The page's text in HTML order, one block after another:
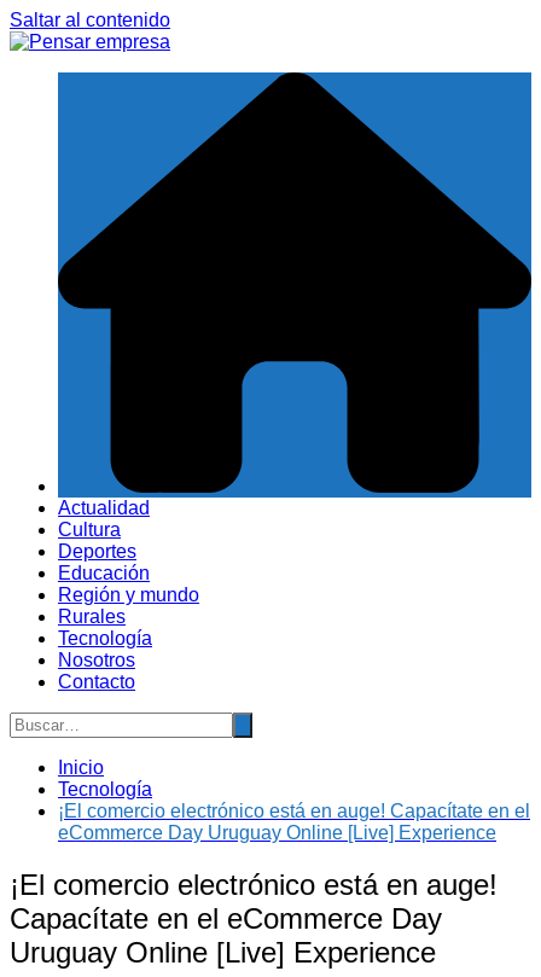
Saltar al contenido
Actualidad
Cultura
Deportes
Educación
Región y mundo
Rurales
Tecnología
Nosotros
Contacto
Inicio
Tecnología
¡El comercio electrónico está en auge! Capacítate en el
eCommerce Day Uruguay Online [Live] Experience
¡El comercio electrónico está en auge!
Capacítate en el eCommerce Day
Uruguay Online [Live] Experience